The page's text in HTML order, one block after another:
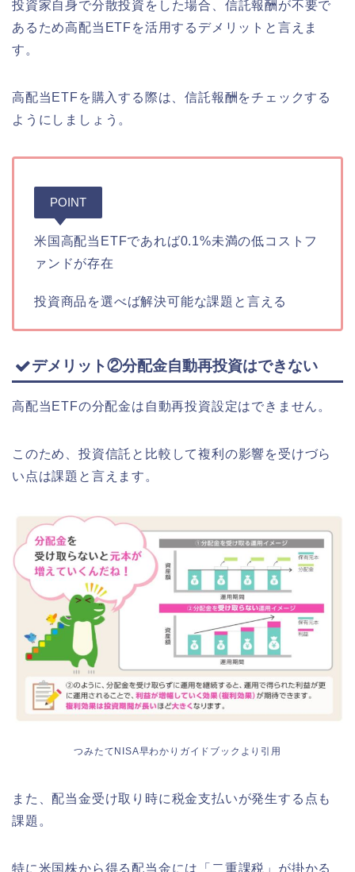
投資家自身で分散投資をした場合、信託報酬が不要で
あるため高配当ETFを活用するデメリットと言えま
す。
高配当ETFを購入する際は、信託報酬をチェックする
ようにしましょう。
POINT
米国高配当ETFであれば0.1%未満の低コストフ
ァンドが存在
投資商品を選べば解決可能な課題と言える
デメリット②分配金自動再投資はできない
高配当ETFの分配金は自動再投資設定はできません。
このため、投資信託と比較して複利の影響を受けづら
い点は課題と言えます。
つみたてNISA早わかりガイドブックより引用
また、配当金受け取り時に税金支払いが発生する点も
課題。
特に米国株から得る配当金には「二重課税」が掛かる